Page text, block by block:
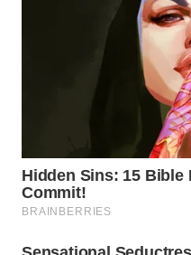
LABUHANBATU
WN DELI
SERDANG
TEBING